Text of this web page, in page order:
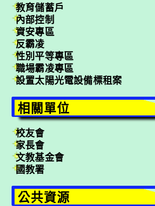
教育儲蓄戶
內部控制
資安專區
反霸凌
性別平等專區
職場霸凌專區
設置太陽光電設備標租案
相關單位
校友會
家長會
文教基金會
國教署
公共資源